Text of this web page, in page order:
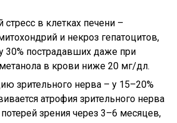
в клетках печени –
и некроз гепатоцитов,
30% пострадавших даже при
в крови ниже 20 мг/дл.
зрительного нерва – у 15–20%
атрофия зрительного нерва
зрения через 3–6 месяцев,